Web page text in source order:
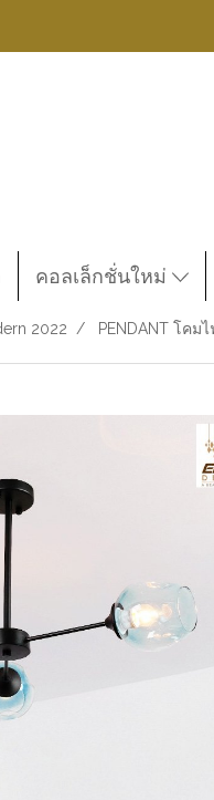
คอลเล็กชั่นใหม่
2022 PENDANT โคม